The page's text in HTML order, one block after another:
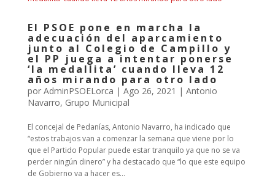
El PSOE pone en marcha la
adecuación del aparcamiento
junto al Colegio de Campillo y
el PP juega a intentar ponerse
‘la medallita’ cuando lleva 12
años mirando para otro lado
por AdminPSOELorca | Ago 26, 2021 | Antonio
Navarro, Grupo Municipal
El concejal de Pedanías, Antonio Navarro, ha indicado que
“estos trabajos van a comenzar la semana que viene por lo
que el Partido Popular puede estar tranquilo ya que no se va
perder ningún dinero” y ha destacado que “lo que este equipo
de Gobierno va a hacer es...